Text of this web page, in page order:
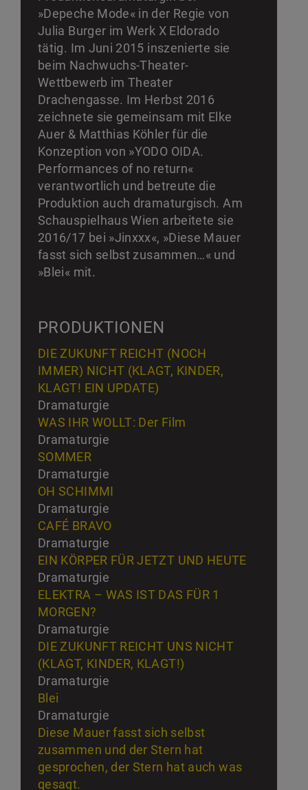
»Depeche Mode« in der Regie von
Julia Burger im Werk X Eldorado
tätig. Im Juni 2015 inszenierte sie
beim Nachwuchs-Theater-
Wettbewerb im Theater
Drachengasse. Im Herbst 2016
zeichnete sie gemeinsam mit Elke
Auer & Matthias Köhler für die
Konzeption von »YODO OIDA.
Performances of no return«
verantwortlich und betreute die
Produktion auch dramaturgisch. Am
Schauspielhaus Wien arbeitete sie
2016/17 bei »Jinxxx«, »Diese Mauer
fasst sich selbst zusammen…« und
»Blei« mit.
PRODUKTIONEN
DIE ZUKUNFT REICHT (NOCH
IMMER) NICHT (KLAGT, KINDER,
KLAGT! EIN UPDATE)
Dramaturgie
WAS IHR WOLLT: Der Film
Dramaturgie
SOMMER
Dramaturgie
OH SCHIMMI
Dramaturgie
CAFÉ BRAVO
Dramaturgie
EIN KÖRPER FÜR JETZT UND HEUTE
Dramaturgie
ELEKTRA – WAS IST DAS FÜR 1
MORGEN?
Dramaturgie
DIE ZUKUNFT REICHT UNS NICHT
(KLAGT, KINDER, KLAGT!)
Dramaturgie
Blei
Dramaturgie
Diese Mauer fasst sich selbst
zusammen und der Stern hat
gesprochen, der Stern hat auch was
gesagt.